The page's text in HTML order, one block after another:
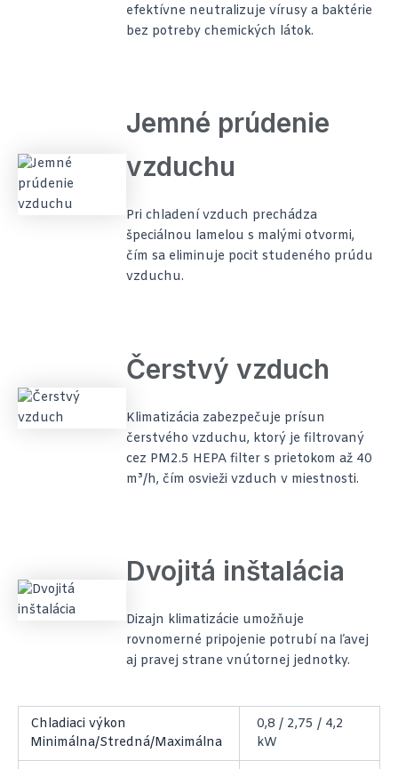
efektívne neutralizuje vírusy a baktérie
bez potreby chemických látok.
Jemné prúdenie
vzduchu
Pri chladení vzduch prechádza
špeciálnou lamelou s malými otvormi,
čím sa eliminuje pocit studeného prúdu
vzduchu.
Čerstvý vzduch
Klimatizácia zabezpečuje prísun
čerstvého vzduchu, ktorý je filtrovaný
cez PM2.5 HEPA filter s prietokom až 40
m³/h, čím osvieži vzduch v miestnosti.
Dvojitá inštalácia
Dizajn klimatizácie umožňuje
rovnomerné pripojenie potrubí na ľavej
aj pravej strane vnútornej jednotky.
Chladiaci výkon
Minimálna/Stredná/Maximálna
0,8 / 2,75 / 4,2
kW